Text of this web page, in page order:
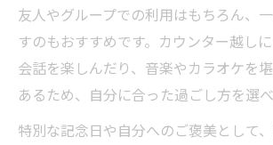
友人やグループでの利用はもちろん、
すのもおすすめです。カウンター越し
会話を楽しんだり、音楽やカラオケを
あるため、自分に合った過ごし方を選べ
特別な記念日や自分へのご褒美として